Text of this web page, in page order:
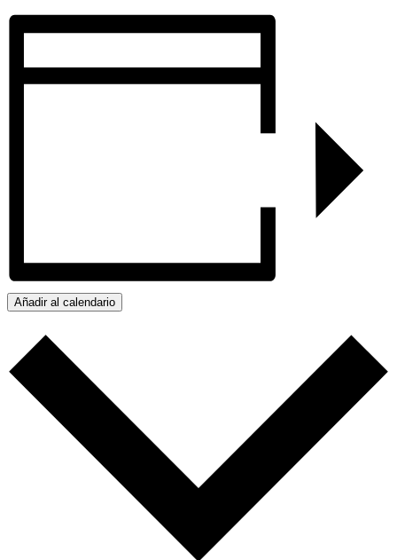
Añadir al calendario